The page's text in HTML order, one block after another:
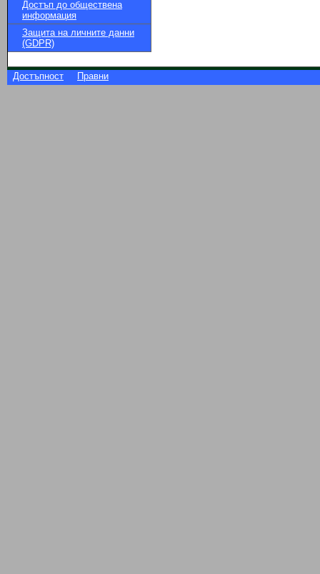
Достъп до обществена
информация
Защита на личните данни
(GDPR)
Достъпност Правни